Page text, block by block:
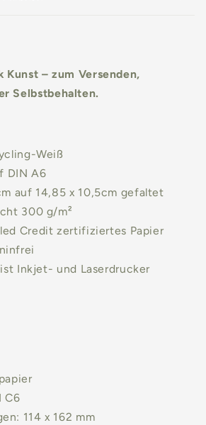
Kunst – zum Versenden,
Selbstbehalten.
Weiß
DIN A6
auf 14,85 x 10,5cm gefaltet
300 g/m²
Credit zertifiziertes Papier
ist Inkjet- und Laserdrucker
C6
114 x 162 mm